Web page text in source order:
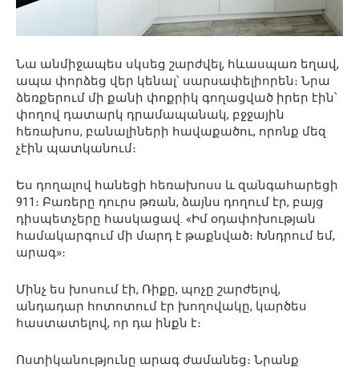
Նա անմիջապես սկսեց շարժվել, հևասպառ եղավ,
ապա փորձեց վեր կենալ՝ սարսափելիորեն։ Նրա
ձեռքերում մի քանի փոքրիկ գողացված իրեր էին՝
փողով դատարկ դրամապանակ, բջջային
հեռախոս, բանալիների հավաքածու, որոնք մեզ
չէին պատկանում։
Ես դողալով հանեցի հեռախոսս և զանգահարեցի
911։ Բառերը դուրս թռան, ձայնս դողում էր, բայց
դիսպետչերը հասկացավ. «Իմ օդափոխության
համակարգում մի մարդ է թաքնված։ Խնդրում եմ,
արագ»։
Մինչ ես խոսում էի, Ռիքը, պոչը շարժելով,
անդադար հոտոտում էր խողովակը, կարծես
հաստատելով, որ դա ինքն է։
Ոստիկանությունը արագ ժամանեց։ Նրանք